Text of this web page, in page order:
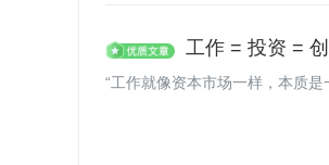
工作 = 投资 = 创
“工作就像资本市场一样，本质是